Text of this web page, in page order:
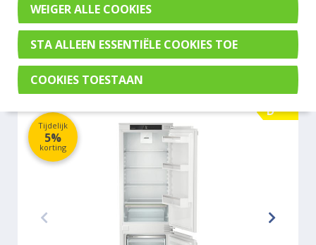
Koel- vrieskast
LIEBHERR ICD 5103-22
Tijdelijk
5%
korting
D